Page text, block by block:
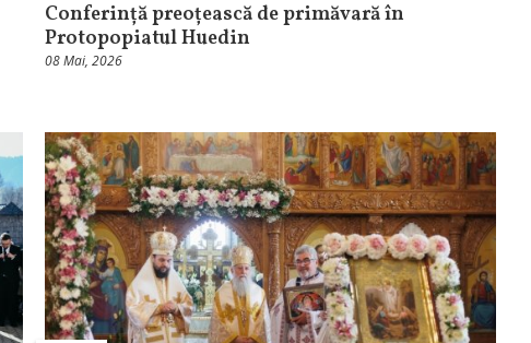
Conferință preoțească de primăvară în
Protopopiatul Huedin
08 Mai, 2026